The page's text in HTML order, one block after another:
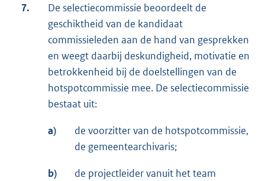
7.
De selectiecommissie beoordeelt de
geschiktheid van de kandidaat
commissieleden aan de hand van gesprekken
en weegt daarbij deskundigheid, motivatie en
betrokkenheid bij de doelstellingen van de
hotspotcommissie mee. De selectiecommissie
bestaat uit:
a)
de voorzitter van de hotspotcommissie,
de gemeentearchivaris;
b)
de projectleider vanuit het team